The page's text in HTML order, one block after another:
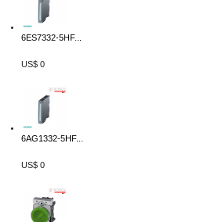
6ES7332-5HF...
US$ 0
6AG1332-5HF...
US$ 0